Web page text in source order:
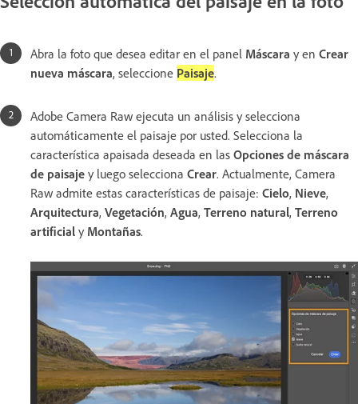
Abra la foto que desea editar en el panel Máscara y en Crear
nueva máscara, seleccione Paisaje.
Adobe Camera Raw ejecuta un análisis y selecciona
automáticamente el paisaje por usted. Selecciona la
característica apaisada deseada en las Opciones de máscara
de paisaje y luego selecciona Crear. Actualmente, Camera
Raw admite estas características de paisaje: Cielo, Nieve,
Arquitectura, Vegetación, Agua, Terreno natural, Terreno
artificial y Montañas.